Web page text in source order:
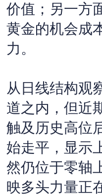
价值；另一方
黄金的机会成
力。
从日线结构观
道之内，但近
触及历史高位
始走平，显示
然仍位于零轴
映多头力量正